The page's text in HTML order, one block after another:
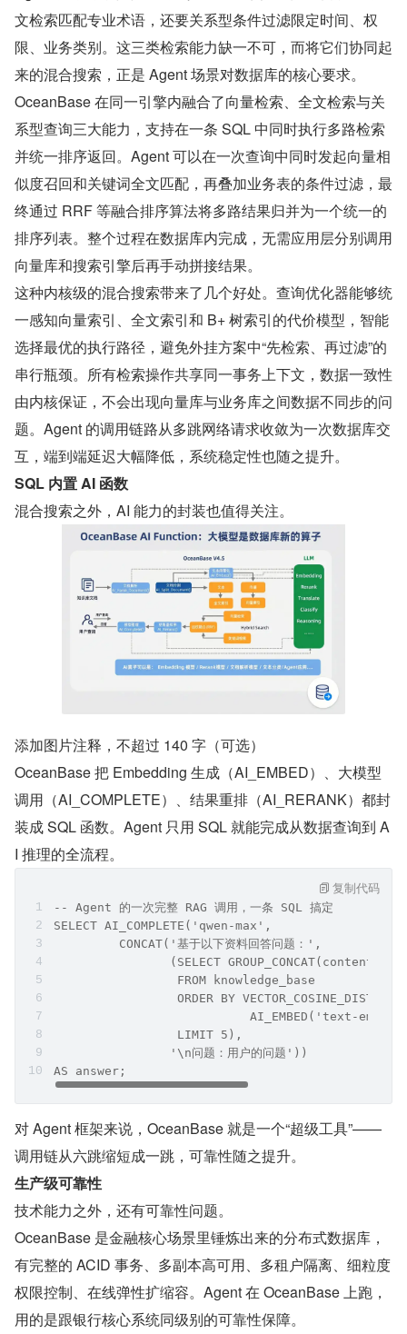
文检索匹配专业术语，还要关系型条件过滤限定时间、权
限、业务类别。这三类检索能力缺一不可，而将它们协同起
来的混合搜索，正是 Agent 场景对数据库的核心要求。
OceanBase 在同一引擎内融合了向量检索、全文检索与关
系型查询三大能力，支持在一条 SQL 中同时执行多路检索
并统一排序返回。Agent 可以在一次查询中同时发起向量相
似度召回和关键词全文匹配，再叠加业务表的条件过滤，最
终通过 RRF 等融合排序算法将多路结果归并为一个统一的
排序列表。整个过程在数据库内完成，无需应用层分别调用
向量库和搜索引擎后再手动拼接结果。
这种内核级的混合搜索带来了几个好处。查询优化器能够统
一感知向量索引、全文索引和 B+ 树索引的代价模型，智能
选择最优的执行路径，避免外挂方案中“先检索、再过滤”的
串行瓶颈。所有检索操作共享同一事务上下文，数据一致性
由内核保证，不会出现向量库与业务库之间数据不同步的问
题。Agent 的调用链路从多跳网络请求收敛为一次数据库交
互，端到端延迟大幅降低，系统稳定性也随之提升。
SQL 内置 AI 函数
混合搜索之外，AI 能力的封装也值得关注。
添加图片注释，不超过 140 字（可选）
OceanBase 把 Embedding 生成（AI_EMBED）、大模型
调用（AI_COMPLETE）、结果重排（AI_RERANK）都封
装成 SQL 函数。Agent 只用 SQL 就能完成从数据查询到 A
I 推理的全流程。
-- Agent 的一次完整 RAG 调用，一条 SQL 搞定
SELECT AI_COMPLETE('qwen-max',
         CONCAT('基于以下资料回答问题：',
                (SELECT GROUP_CONCAT(content)
                 FROM knowledge_base
ORDER BY
AI_EMBED('text-
                 LIMIT 5),
                '\n问题：用户的问题'))
AS answer;
复制代码
对 Agent 框架来说，OceanBase 就是一个“超级工具”——
调用链从六跳缩短成一跳，可靠性随之提升。
生产级可靠性
技术能力之外，还有可靠性问题。
OceanBase 是金融核心场景里锤炼出来的分布式数据库，
有完整的 ACID 事务、多副本高可用、多租户隔离、细粒度
权限控制、在线弹性扩缩容。Agent 在 OceanBase 上跑，
用的是跟银行核心系统同级别的可靠性保障。